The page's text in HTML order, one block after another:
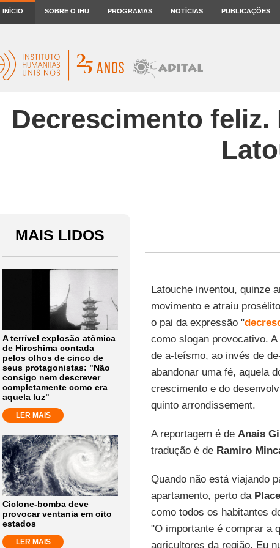
INÍCIO SOBRE O IHU PROGRAMAS NOTÍCIAS PUBLICAÇÕES
Decrescimento
MAIS LIDOS
A terrível explosão atômica
de Hiroshima contada
pelos olhos de cinco de
seus protagonistas: "Não
consigo nem descrever
completamente como era
aquela luz"
LER MAIS
Ciclone-bomba deve
provocar ventania em oito
estados
LER MAIS
Latouche inventou, quinze
movimento e atraiu
o pai da expressão "
como slogan provocativo.
de a-teísmo, ao invés de
abandonar uma fé, aquela
crescimento e do
quinto arrondissement.
A reportagem é de Anais
tradução é de Ramiro
Quando não está viajando
apartamento, perto da
como todos os habitantes
"O importante é comprar a
agricultores da região. Eu